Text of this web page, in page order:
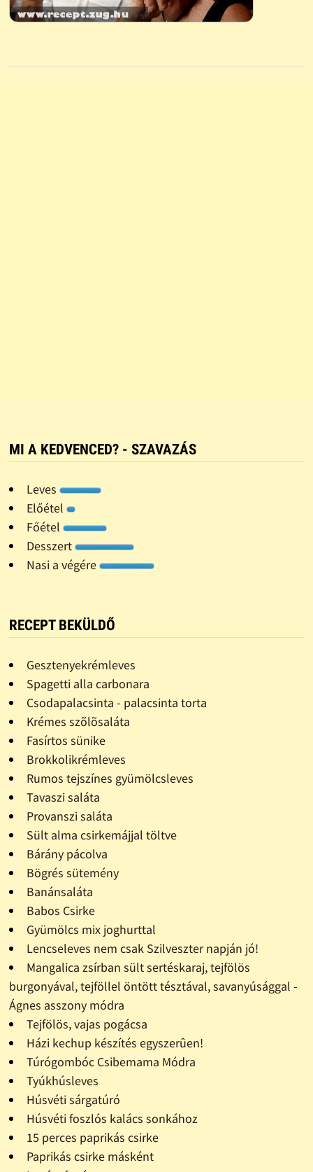
MI A KEDVENCED? - SZAVAZÁS
Leves
Előétel
Főétel
Desszert
Nasi a végére
RECEPT BEKÜLDŐ
Gesztenyekrémleves
Spagetti alla carbonara
Csodapalacsinta - palacsinta torta
Krémes szõlõsaláta
Fasírtos sünike
Brokkolikrémleves
Rumos tejszínes gyümölcsleves
Tavaszi saláta
Provanszi saláta
Sült alma csirkemájjal töltve
Bárány pácolva
Bögrés sütemény
Banánsaláta
Babos Csirke
Gyümölcs mix joghurttal
Lencseleves nem csak Szilveszter napján jó!
Mangalica zsírban sült sertéskaraj, tejfölös
burgonyával, tejföllel öntött tésztával, savanyúsággal -
Ágnes asszony módra
Tejfölös, vajas pogácsa
Házi kechup készítés egyszerûen!
Túrógombóc Csibemama Módra
Tyúkhúsleves
Húsvéti sárgatúró
Húsvéti foszlós kalács sonkához
15 perces paprikás csirke
Paprikás csirke másként